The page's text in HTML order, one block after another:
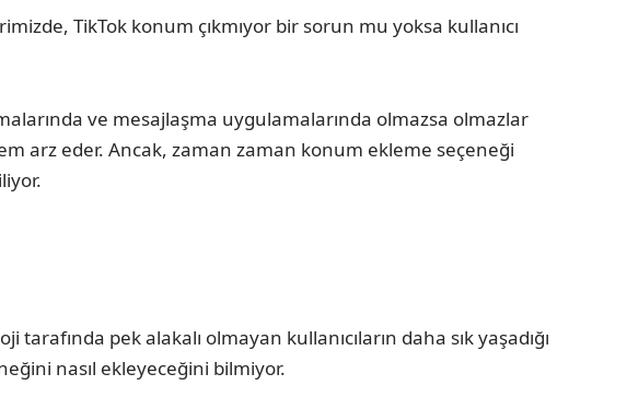
TikTok konum çıkmıyor bir sorun mu yoksa kullanıcı
ve mesajlaşma uygulamalarında olmazsa olmazlar
arz eder. Ancak, zaman zaman konum ekleme seçeneği
pek alakalı olmayan kullanıcıların daha sık yaşadığı
nasıl ekleyeceğini bilmiyor.